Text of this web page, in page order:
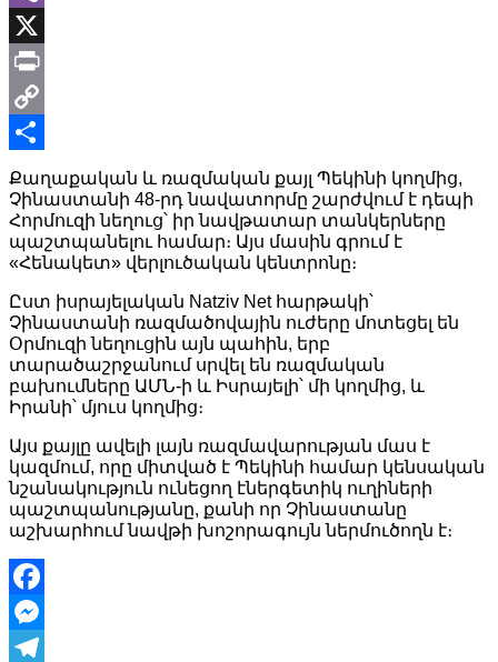
Viber
X
Print
Copy
Link
Share
Քաղաքական և ռազմական քայլ Պեկինի կողմից,
Չինաստանի 48-րդ նավատորմը շարժվում է դեպի
Հորմուզի նեղուց՝ իր նավթատար տանկերները
պաշտպանելու համար։ Այս մասին գրում է
«Հենակետ» վերլուծական կենտրոնը։
Ըստ իսրայելական Natziv Net հարթակի՝
Չինաստանի ռազմածովային ուժերը մոտեցել են
Օրմուզի նեղուցին այն պահին, երբ
տարածաշրջանում սրվել են ռազմական
բախումները ԱՄՆ-ի և Իսրայելի՝ մի կողմից, և
Իրանի՝ մյուս կողմից։
Այս քայլը ավելի լայն ռազմավարության մաս է
կազմում, որը միտված է Պեկինի համար կենսական
նշանակություն ունեցող էներգետիկ ուղիների
պաշտպանությանը, քանի որ Չինաստանը
աշխարհում նավթի խոշորագույն ներմուծողն է։
Facebook
Messenger